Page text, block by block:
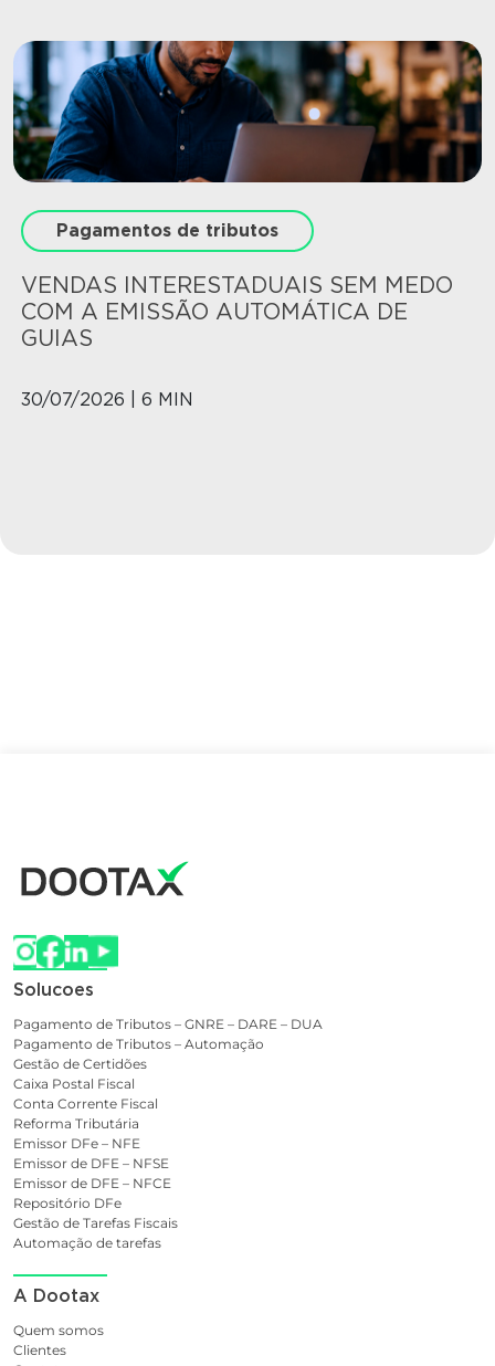
Pagamentos de tributos
VENDAS INTERESTADUAIS SEM MEDO
COM A EMISSÃO AUTOMÁTICA DE
GUIAS
30/07/2026 | 6 MIN
Solucoes
Pagamento de Tributos – GNRE – DARE – DUA
Pagamento de Tributos – Automação
Gestão de Certidões
Caixa Postal Fiscal
Conta Corrente Fiscal
Reforma Tributária
Emissor DFe – NFE
Emissor de DFE – NFSE
Emissor de DFE – NFCE
Repositório DFe
Gestão de Tarefas Fiscais
Automação de tarefas
A Dootax
Quem somos
Clientes